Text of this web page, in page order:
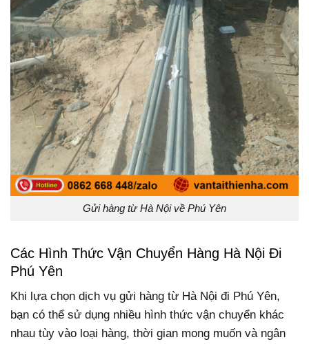
Gửi hàng từ Hà Nội về Phú Yên
Các Hình Thức Vận Chuyển Hàng Hà Nội Đi
Phú Yên
Khi lựa chọn dịch vụ gửi hàng từ Hà Nội đi Phú Yên,
bạn có thể sử dụng nhiều hình thức vận chuyển khác
nhau tùy vào loại hàng, thời gian mong muốn và ngân